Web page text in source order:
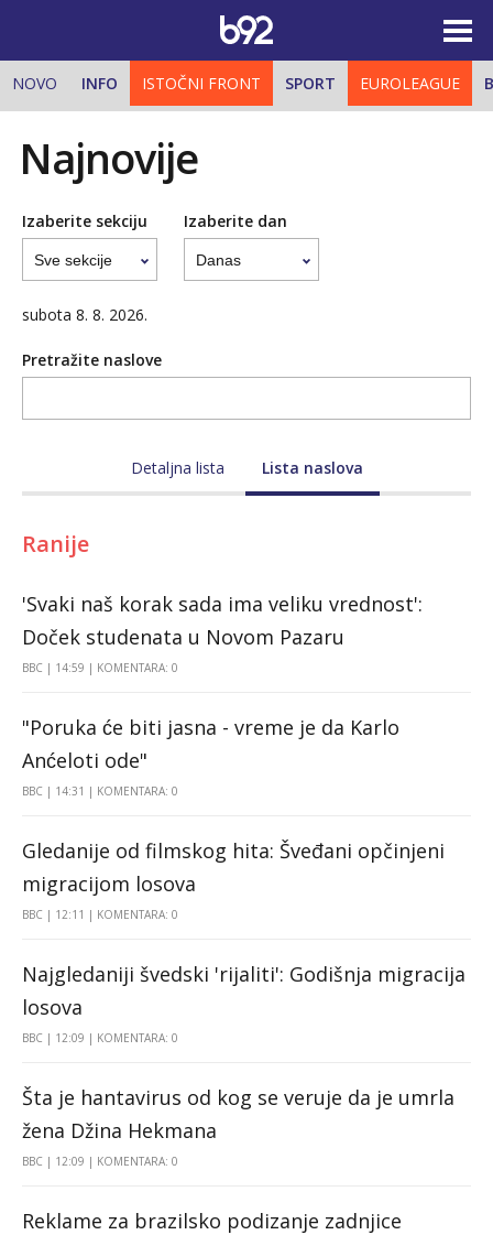
NOVO INFO ISTOČNI FRONT SPORT EUROLEAGUE
Najnovije
Izaberite sekciju Izaberite dan
subota 8. 8. 2026.
Pretražite naslove
Detaljna lista Lista naslova
Ranije
'Svaki naš korak sada ima veliku vrednost':
Doček studenata u Novom Pazaru
BBC 14:59 KOMENTARA: 0
"Poruka će biti jasna - vreme je da Karlo
Anćeloti ode"
BBC 14:31 KOMENTARA: 0
Gledanije od filmskog hita: Šveđani opčinjeni
migracijom losova
BBC 12:11 KOMENTARA: 0
Najgledaniji švedski 'rijaliti': Godišnja migracija
losova
BBC 12:09 KOMENTARA: 0
Šta je hantavirus od kog se veruje da je umrla
žena Džina Hekmana
BBC 12:09 KOMENTARA: 0
Reklame za brazilsko podizanje zadnjice